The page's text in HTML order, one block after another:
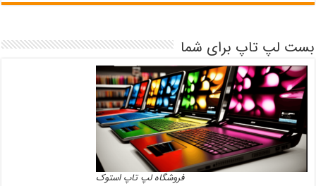
بست لپ تاپ برای شما
فروشگاه لپ تاپ استوک